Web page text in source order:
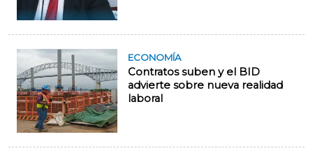
ECONOMÍA
Contratos suben y el BID
advierte sobre nueva realidad
laboral